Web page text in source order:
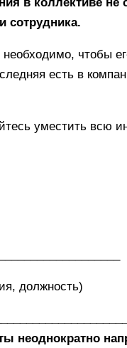
сотрудника.
чтобы
есть в
уместить всю
должность)
неоднократно